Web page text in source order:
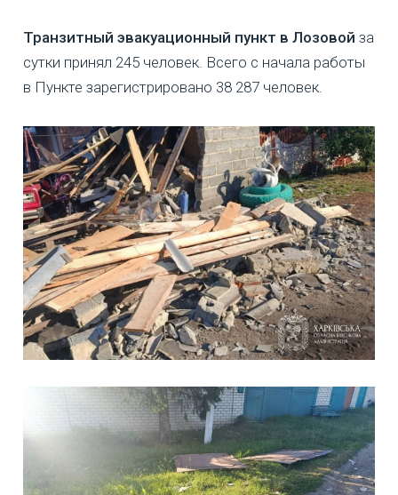
Транзитный эвакуационный пункт в Лозовой за
сутки принял 245 человек. Всего с начала работы
в Пункте зарегистрировано 38 287 человек.